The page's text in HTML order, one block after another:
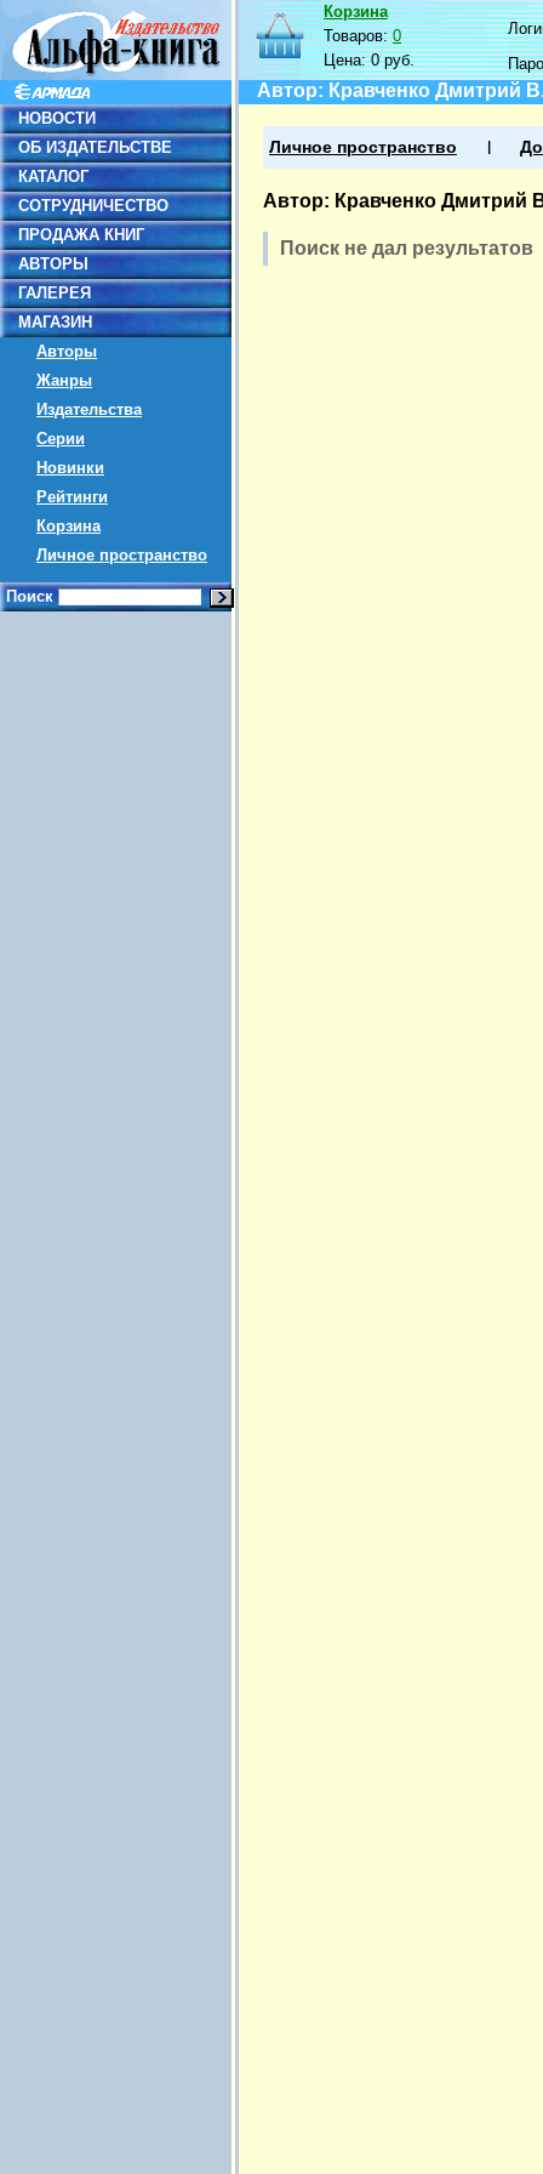
НОВОСТИ
ОБ ИЗДАТЕЛЬСТВЕ
КАТАЛОГ
СОТРУДНИЧЕСТВО
ПРОДАЖА КНИГ
АВТОРЫ
ГАЛЕРЕЯ
МАГАЗИН
Авторы
Жанры
Издательства
Серии
Новинки
Рейтинги
Корзина
Личное пространство
Поиск
Корзина
Товаров:0
Цена:0 руб.
Автор: Кравченко Дмитрий
Личное пространство
Автор: Кравченко Дмитрий
Поиск не дал результатов